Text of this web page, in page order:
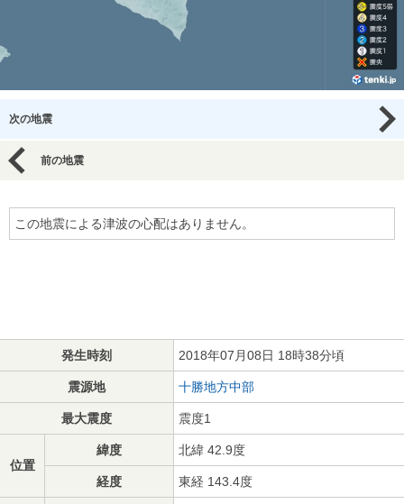
次の地震
前の地震
この地震による津波の心配はありません。
発生時刻 2018年07月08日 18時38分頃
震源地 十勝地方中部
最大震度 震度1
位置
緯度 北緯 42.9度
経度 東経 143.4度